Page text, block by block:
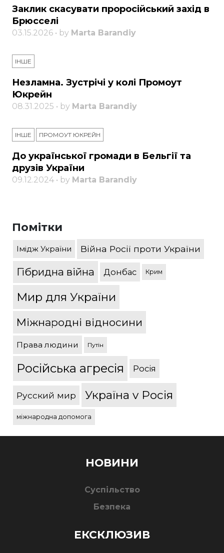
Заклик скасувати проросійський захід в
Брюсселі
03.15.2026 • by Marta Barandiy
ІНШЕ
Незламна. Зустрічі у колі Промоут
Юкрейн
08.31.2025 • by Marta Barandiy
ІНШЕ ПРОМОУТ ЮКРЕЙН
До української громади в Бельгії та
друзів України
09.12.2024 • by Marta Barandiy
Помітки
Імідж України Війна Росії проти України
Гібридна війна Донбас Крим
Мир для України
Міжнародні відносини
Права людини Путін
Російська агресія Росія
Русский мир Україна v Росія
міжнародна допомога
НОВИНИ
Суспільство
Безпека
ЕКСКЛЮЗИВ